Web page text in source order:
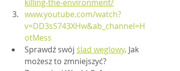
killing-the-environment/
www.youtube.com/watch?
v=DD3sS743XHw&ab_channel=H
otMess
Sprawdź swój ślad węglowy. Jak
możesz to zmniejszyć?